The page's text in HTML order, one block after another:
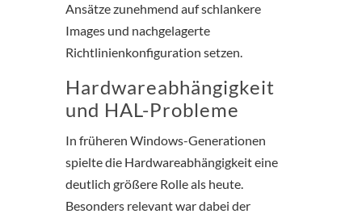
Ansätze zunehmend auf schlankere
Images und nachgelagerte
Richtlinienkonfiguration setzen.
Hardwareabhängigkeit
und HAL-Probleme
In früheren Windows-Generationen
spielte die Hardwareabhängigkeit eine
deutlich größere Rolle als heute.
Besonders relevant war dabei der